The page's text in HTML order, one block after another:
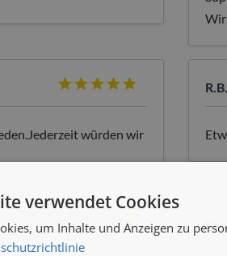
Wir
würden wir
R.B.
verwendet Cookies
um Inhalte und Anzeigen zu